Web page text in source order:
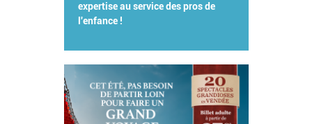
expertise au service des pros de
l'enfance !